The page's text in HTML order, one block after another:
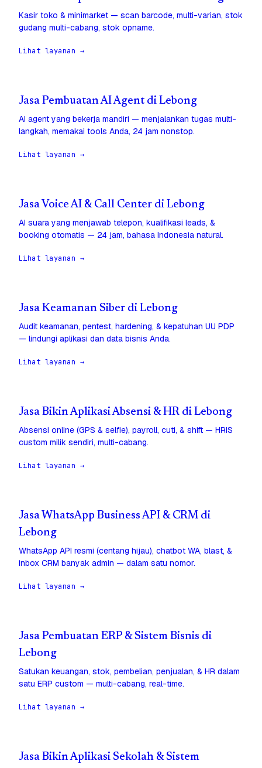
Kasir toko & minimarket — scan barcode, multi-varian, stok
gudang multi-cabang, stok opname.
Lihat layanan →
Jasa Pembuatan AI Agent di Lebong
AI agent yang bekerja mandiri — menjalankan tugas multi-
langkah, memakai tools Anda, 24 jam nonstop.
Lihat layanan →
Jasa Voice AI & Call Center di Lebong
AI suara yang menjawab telepon, kualifikasi leads, &
booking otomatis — 24 jam, bahasa Indonesia natural.
Lihat layanan →
Jasa Keamanan Siber di Lebong
Audit keamanan, pentest, hardening, & kepatuhan UU PDP
— lindungi aplikasi dan data bisnis Anda.
Lihat layanan →
Jasa Bikin Aplikasi Absensi & HR di Lebong
Absensi online (GPS & selfie), payroll, cuti, & shift — HRIS
custom milik sendiri, multi-cabang.
Lihat layanan →
Jasa WhatsApp Business API & CRM di
Lebong
WhatsApp API resmi (centang hijau), chatbot WA, blast, &
inbox CRM banyak admin — dalam satu nomor.
Lihat layanan →
Jasa Pembuatan ERP & Sistem Bisnis di
Lebong
Satukan keuangan, stok, pembelian, penjualan, & HR dalam
satu ERP custom — multi-cabang, real-time.
Lihat layanan →
Jasa Bikin Aplikasi Sekolah & Sistem